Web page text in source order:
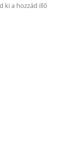
ki a hozzád illő